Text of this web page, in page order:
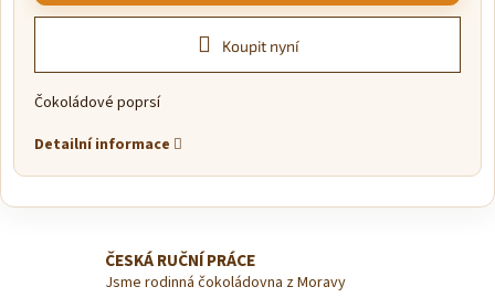
Koupit nyní
Čokoládové poprsí
Detailní informace
ČESKÁ RUČNÍ PRÁCE
Jsme rodinná čokoládovna z Moravy